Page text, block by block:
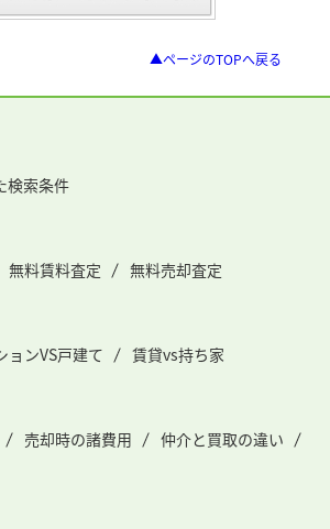
▲ページのTOPへ戻る
検索条件
無料賃料査定 無料売却査定
ョンVS戸建て 賃貸vs持ち家
売却時の諸費用 仲介と買取の違い